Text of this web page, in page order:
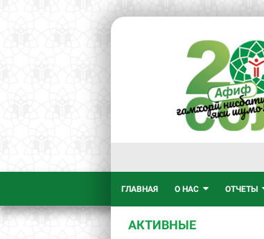
ГЛАВНАЯ О НАС ОТЧЕТЫ
АКТИВНЫЕ